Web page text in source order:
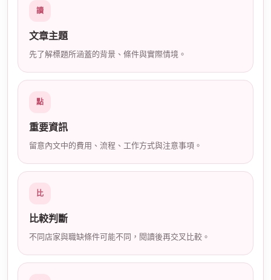
讀
文章主題
先了解標題所涵蓋的背景、條件與實際情境。
點
重要資訊
留意內文中的費用、流程、工作方式與注意事項。
比
比較判斷
不同店家與職缺條件可能不同，閱讀後再交叉比較。